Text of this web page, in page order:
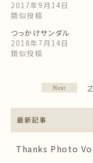
2017年9月14日
類似投稿
つっかけサンダル
2018年7月14日
類似投稿
最新記事
Thanks Photo